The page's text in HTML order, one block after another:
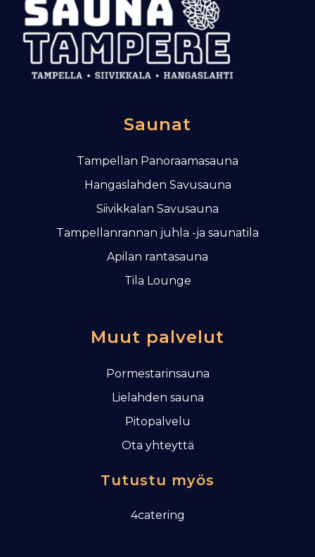
Saunat
Tampellan Panoraamasauna
Hangaslahden Savusauna
Siivikkalan Savusauna
Tampellanrannan juhla -ja saunatila
Apilan rantasauna
Tila Lounge
Muut palvelut
Pormestarinsauna
Lielahden sauna
Pitopalvelu
Ota yhteyttä
Tutustu myös
4catering